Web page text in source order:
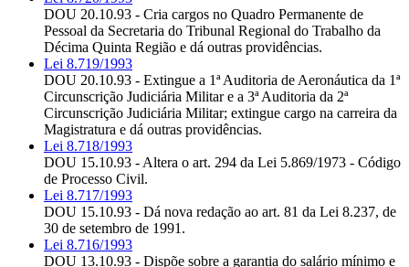
DOU 20.10.93 - Cria cargos no Quadro Permanente de
Pessoal da Secretaria do Tribunal Regional do Trabalho da
Décima Quinta Região e dá outras providências.
Lei 8.719/1993
DOU 20.10.93 - Extingue a 1ª Auditoria de Aeronáutica da 1ª
Circunscrição Judiciária Militar e a 3ª Auditoria da 2ª
Circunscrição Judiciária Militar; extingue cargo na carreira da
Magistratura e dá outras providências.
Lei 8.718/1993
DOU 15.10.93 - Altera o art. 294 da Lei 5.869/1973 - Código
de Processo Civil.
Lei 8.717/1993
DOU 15.10.93 - Dá nova redação ao art. 81 da Lei 8.237, de
30 de setembro de 1991.
Lei 8.716/1993
DOU 13.10.93 - Dispõe sobre a garantia do salário mínimo e